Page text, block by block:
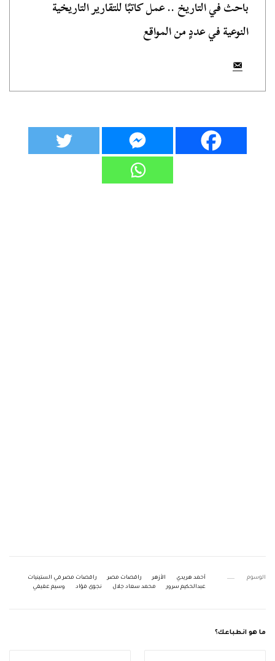
باحث في التاريخ .. عمل كاتبًا للتقارير التاريخية
النوعية في عددٍ من المواقع
الوسوم أحمد هريدي الأزهر راقصات مصر
راقصات مصر في الستينيات
عبدالحكيم سرور
محمد سعاد جلال نجوى فؤاد وسيم عفيفي
ما هو انطباعك؟